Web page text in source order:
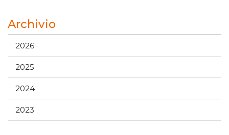
Archivio
2026
2025
2024
2023